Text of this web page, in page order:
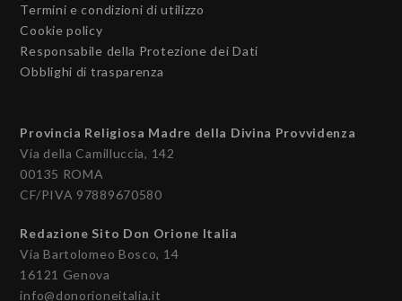
Termini e condizioni di utilizzo
Cookie policy
Responsabile della Protezione dei Dati
Obblighi di trasparenza
Provincia Religiosa Madre della Divina Provvidenza
Via della Camilluccia, 142
00135 ROMA
CF/PIVA 97889670580
Redazione Sito Don Orione Italia
Via Bartolomeo Bosco, 14
16121 Genova
info@donorioneitalia.it